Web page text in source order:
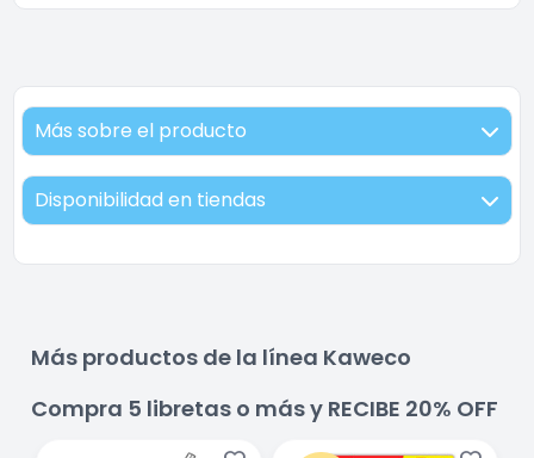
Más sobre el producto
Disponibilidad en tiendas
Más productos de la línea Kaweco
Compra 5 libretas o más y RECIBE 20% OFF